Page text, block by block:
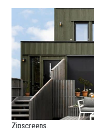
Zipscreens.